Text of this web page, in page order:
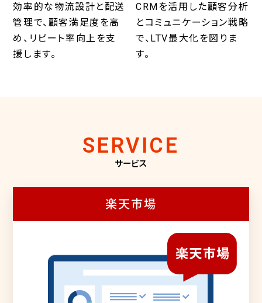
効率的な物流設計と配送
管理で、顧客満足度を高
め、リピート率向上を支
援します。
CRMを活用した顧客分析
とコミュニケーション戦略
で、LTV最大化を図りま
す。
SERVICE
サービス
楽天市場